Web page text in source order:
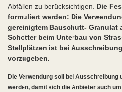
Abfällen zu berücksichtigen. Die
formuliert werden: Die
gereinigtem Bauschutt- Granulat
Schotter beim Unterbau von
Stellplätzen ist bei
vorzugeben.
Die Verwendung soll bei Ausschreibung
werden, damit sich die Anbieter auch